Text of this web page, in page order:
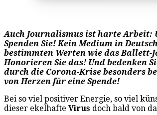
Auch Journalismus ist harte Arbeit:
Spenden Sie! Kein Medium in
bestimmten Werten wie das Ballett-
Honorieren Sie das! Und bedenken
durch die Corona-Krise besonders
von Herzen für eine Spende!
Bei so viel positiver Energie, so viel
dieser ekelhafte Virus doch bald von